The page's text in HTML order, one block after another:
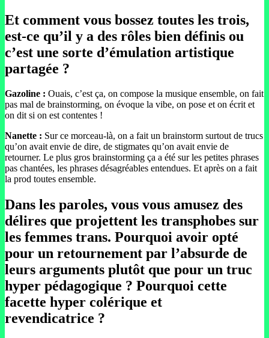
Et comment vous bossez toutes les trois,
est-ce qu’il y a des rôles bien définis ou
c’est une sorte d’émulation artistique
partagée ?
Gazoline : Ouais, c’est ça, on compose la musique ensemble, on fait
pas mal de brainstorming, on évoque la vibe, on pose et on écrit et
on dit si on est contentes !
Nanette : Sur ce morceau-là, on a fait un brainstorm surtout de trucs
qu’on avait envie de dire, de stigmates qu’on avait envie de
retourner. Le plus gros brainstorming ça a été sur les petites phrases
pas chantées, les phrases désagréables entendues. Et après on a fait
la prod toutes ensemble.
Dans les paroles, vous vous amusez des
délires que projettent les transphobes sur
les femmes trans. Pourquoi avoir opté
pour un retournement par l’absurde de
leurs arguments plutôt que pour un truc
hyper pédagogique ? Pourquoi cette
facette hyper colérique et
revendicatrice ?